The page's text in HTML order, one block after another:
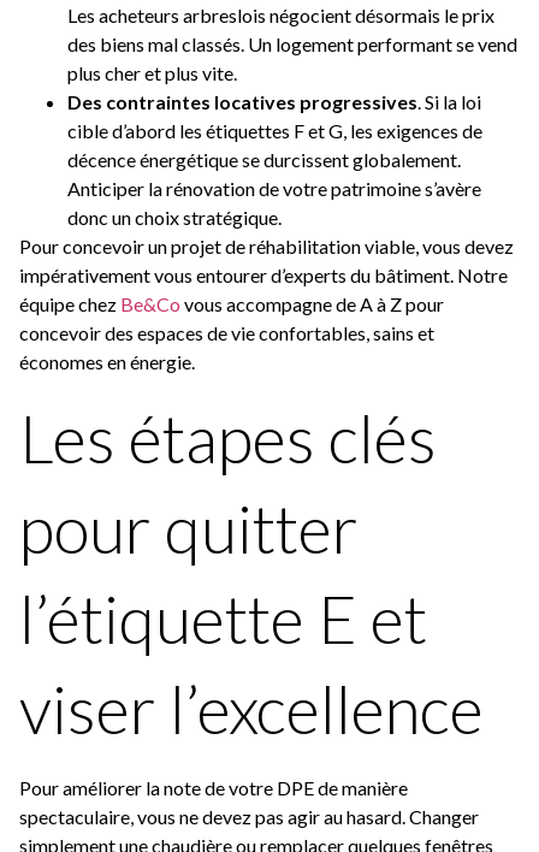
Les acheteurs arbreslois négocient désormais le prix
des biens mal classés. Un logement performant se vend
plus cher et plus vite.
Des contraintes locatives progressives . Si la loi
cible d’abord les étiquettes F et G, les exigences de
décence énergétique se durcissent globalement.
Anticiper la rénovation de votre patrimoine s’avère
donc un choix stratégique.
Pour concevoir un projet de réhabilitation viable, vous devez
impérativement vous entourer d’experts du bâtiment. Notre
équipe chez Be&Co vous accompagne de A à Z pour
concevoir des espaces de vie confortables, sains et
économes en énergie.
Les étapes clés
pour quitter
l’étiquette E et
viser l’excellence
Pour améliorer la note de votre DPE de manière
spectaculaire, vous ne devez pas agir au hasard. Changer
simplement une chaudière ou remplacer quelques fenêtres